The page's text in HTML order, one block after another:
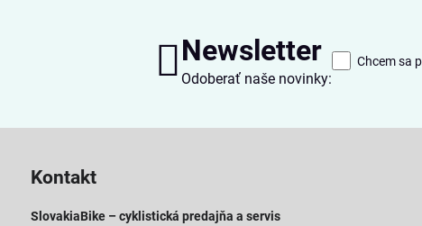
Newsletter
Odoberať naše novinky:
Chcem sa
Kontakt
SlovakiaBike – cyklistická predajňa a servis